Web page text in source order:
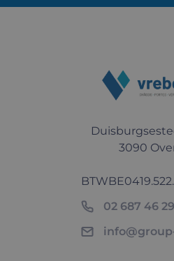
3090
BTW
02 687 46 29